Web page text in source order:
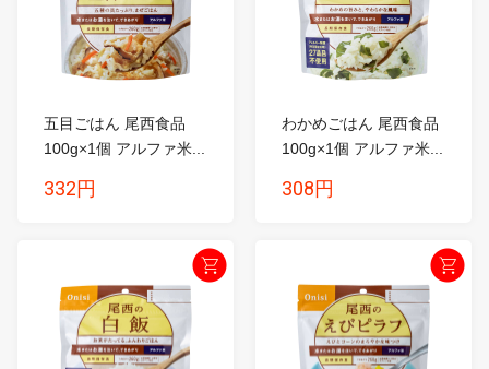
五目ごはん 尾西食品
100g×1個 アルファ米...
332円
わかめごはん 尾西食品
100g×1個 アルファ米...
308円